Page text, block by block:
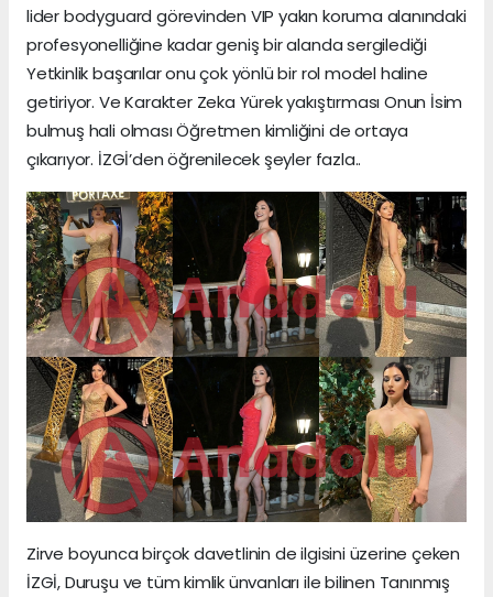
lider bodyguard görevinden VIP yakın koruma alanındaki
profesyonelliğine kadar geniş bir alanda sergilediği
Yetkinlik başarılar onu çok yönlü bir rol model haline
getiriyor. Ve Karakter Zeka Yürek yakıştırması Onun İsim
bulmuş hali olması Öğretmen kimliğini de ortaya
çıkarıyor. İZGİ’den öğrenilecek şeyler fazla..
Zirve boyunca birçok davetlinin de ilgisini üzerine çeken
İZGİ, Duruşu ve tüm kimlik ünvanları ile bilinen Tanınmış